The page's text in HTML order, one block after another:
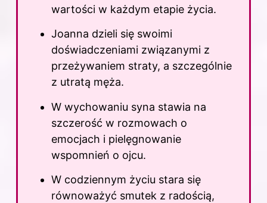
wartości w każdym etapie życia.
Joanna dzieli się swoimi
doświadczeniami związanymi z
przeżywaniem straty, a szczególnie
z utratą męża.
W wychowaniu syna stawia na
szczerość w rozmowach o
emocjach i pielęgnowanie
wspomnień o ojcu.
W codziennym życiu stara się
równoważyć smutek z radością,